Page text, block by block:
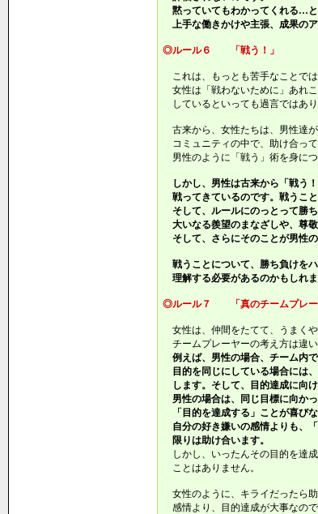
黙っていてもわかってくれる…と
上手な働きかけや主張、成果の
◎ルール６ 「戦う！」
これは、もっとも苦手なことで
女性は「戦わないために」あれ
しているといっても過言ではあり
古来から、女性たちは、男性達
コミュニティの中で、助け合っ
男性のように「戦う」術を身につ
しかし、男性は古来から「戦う
戦ってきているのです。戦うこ
そして、ルールにのっとって勝
大いなる羨望のまなざしや、尊敬
そして、さらにそのことが男性
戦うことについて、勝ち負けを
理解する必要があるのかもしれま
◎ルール７ 「真のチームプレー
女性は、仲間をたてて、うまく
チームプレーヤーの考え方は違い
例えば、男性の場合、チーム内
目的を同じにしている場合には
します。そして、目的達成に向け
男性の場合は、同じ目標に向か
「目的を達成する」ことが喜びな
自分の好き嫌いの感情よりも、
限りは助け合います。
しかし、いったんその目的を達
ことはありません。
女性のように、キライだったら
感情より、目的達成が大事な